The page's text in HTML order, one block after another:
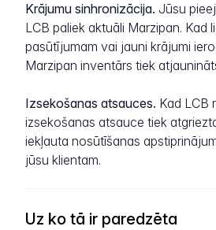
Krājumu sinhronizācija. Jūsu
LCB paliek aktuāli Marzipan. Kad
pasūtījumam vai jauni krājumi
Marzipan inventārs tiek
Izsekošanas atsauces. Kad LCB
izsekošanas atsauce tiek
iekļauta nosūtīšanas
jūsu klientam.
Uz ko tā ir paredzēta